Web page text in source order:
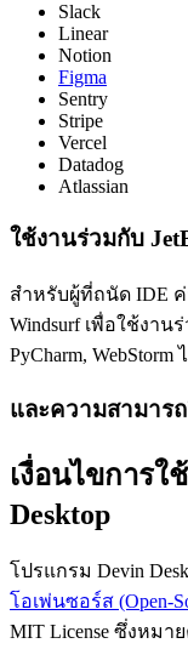
Slack
Linear
Notion
Figma
Sentry
Stripe
Vercel
Datadog
Atlassian
ใช้งานร่วมกับ
สำหรับผู้ที่ถนัด IDE
Windsurf เพื่อใช้งาน
PyCharm,
และความสามาร
เงื่อนไขการใ
Desktop
โปรแกรม Devin
โอเพ่นซอร์ส (Open-
MIT License ซึ่งหม